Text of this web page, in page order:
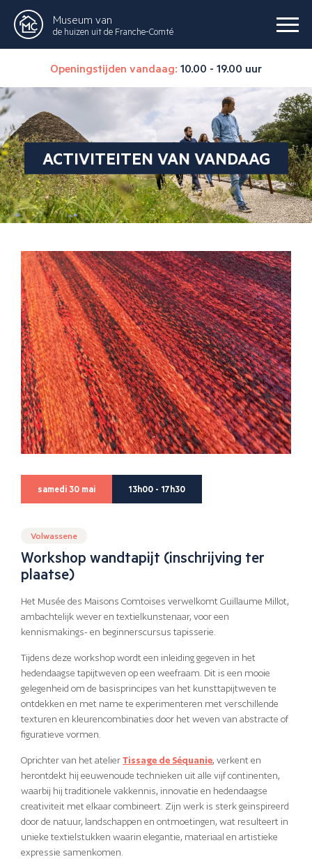
Museum van
de huizen uit de Franche-Comté
Openingstijden vandaag: 10.00 - 19.00 uur
ACTIVITEITEN VAN VANDAAG
samedi 30 mai 13h00 - 17h30
Volwassene
Workshop wandtapijt (inschrijving ter
plaatse)
Het Musée des Maisons Comtoises verwelkomt Guillaume Millot,
ambachtelijk wever en textielkunstenaar, voor een
kennismakings- en beginnerscursus tapisserie.
Tijdens deze workshop wordt een inleiding gegeven in het
hedendaagse tapijtweven op een weefraam. Dit is een mooie
gelegenheid om de basisprincipes van het kunsttapijtweven te
ontdekken en met name te experimenteren met verschillende
texturen en kleurencombinaties door het weven van abstracte of
figuratieve vormen.
Oprichter van het atelier Tissage de Séquanie, verkent en
herontdekt hij eeuwenoude technieken uit alle vijf continenten,
waarbij hij traditionele vakkennis, innovatie en hedendaagse
creativiteit met elkaar combineert. Zijn werk is sterk geïnspireerd
door de natuur, landschappen en ontmoetingen, wat resulteert in
unieke textielstukken waarin elegantie, materiaal en artistieke
expressie samenkomen.